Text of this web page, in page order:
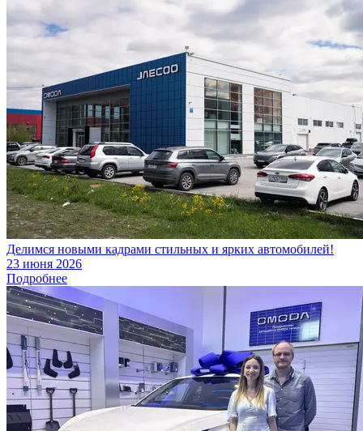
Делимся новыми кадрами стильных и ярких автомобилей!
23 июня 2026
Подробнее